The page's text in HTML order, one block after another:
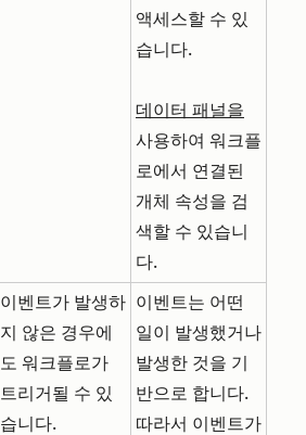
액세스할 수 있
습니다.
데이터 패널을
사용하여 워크플
로에서 연결된
개체 속성을 검
색할 수 있습니
다.
이벤트가 발생하
지 않은 경우에
도 워크플로가
트리거될 수 있
습니다.
이벤트는 어떤
일이 발생했거나
발생한 것을 기
반으로 합니다.
따라서 이벤트가